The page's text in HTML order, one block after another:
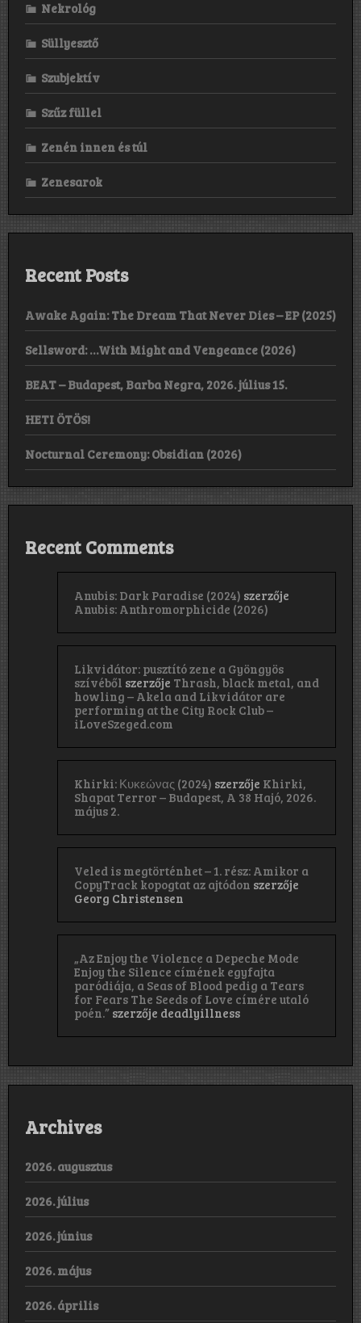
Nekrológ
Süllyesztő
Szubjektív
Szűz füllel
Zenén innen és túl
Zenesarok
Recent Posts
Awake Again: The Dream That Never Dies – EP (2025)
Sellsword: …With Might and Vengeance (2026)
BEAT – Budapest, Barba Negra, 2026. július 15.
HETI ÖTÖS!
Nocturnal Ceremony: Obsidian (2026)
Recent Comments
Anubis: Dark Paradise (2024) szerzője
Anubis: Anthromorphicide (2026)
Likvidátor: pusztító zene a Gyöngyös
szívéből szerzője Thrash, black metal, and
howling – Akela and Likvidátor are
performing at the City Rock Club –
iLoveSzeged.com
Khirki: Κ​υ​κ​ε​ώ​ν​α​ς (2024) szerzője Khirki,
Shapat Terror – Budapest, A 38 Hajó, 2026.
május 2.
Veled is megtörténhet – 1. rész: Amikor a
CopyTrack kopogtat az ajtódon szerzője
Georg Christensen
„Az Enjoy the Violence a Depeche Mode
Enjoy the Silence címének egyfajta
paródiája, a Seas of Blood pedig a Tears
for Fears The Seeds of Love címére utaló
poén.” szerzője deadlyillness
Archives
2026. augusztus
2026. július
2026. június
2026. május
2026. április